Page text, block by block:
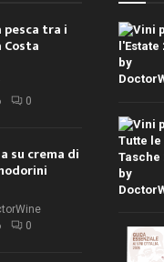
pesca tra i
0
su crema di
0